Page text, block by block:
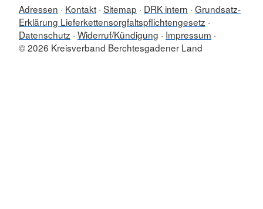
Adressen Kontakt Sitemap DRK intern Grundsatz-
Erklärung Lieferkettensorgfaltspflichtengesetz
Datenschutz Widerruf/Kündigung
Impressum
© 2026 Kreisverband Berchtesgadener Land